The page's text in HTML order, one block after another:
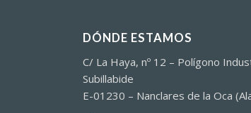
DÓNDE ESTAMOS
C/ La Haya, nº 12 – Polígono
Subillabide
E-01230 – Nanclares de la Oca